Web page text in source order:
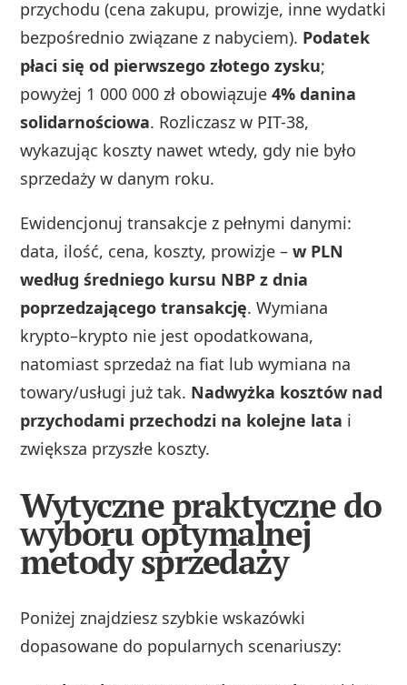
przychodu (cena zakupu, prowizje, inne wydatki
bezpośrednio związane z nabyciem). Podatek
płaci się od pierwszego złotego zysku;
powyżej 1 000 000 zł obowiązuje4% danina
solidarnościowa. Rozliczasz w PIT-38,
wykazując koszty nawet wtedy, gdy nie było
sprzedaży w danym roku.
Ewidencjonuj transakcje z pełnymi danymi:
data, ilość, cena, koszty, prowizje –w PLN
według średniego kursu NBP z dnia
poprzedzającego transakcję. Wymiana
krypto–krypto nie jest opodatkowana,
natomiast sprzedaż na fiat lub wymiana na
towary/usługi już tak. Nadwyżka kosztów nad
przychodami przechodzi na kolejne lata i
zwiększa przyszłe koszty.
Wytyczne praktyczne do
wyboru optymalnej
metody sprzedaży
Poniżej znajdziesz szybkie wskazówki
dopasowane do popularnych scenariuszy: